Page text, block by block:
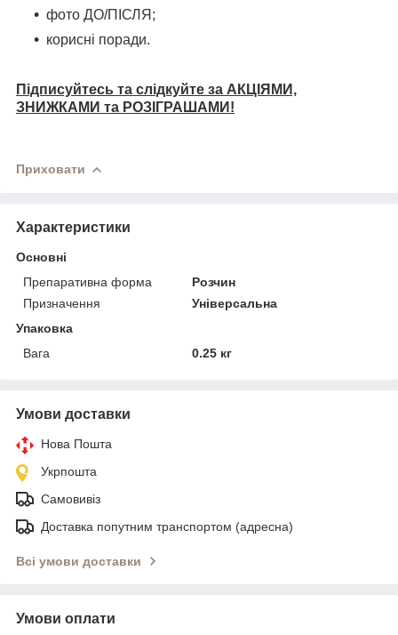
фото ДО/ПІСЛЯ;
корисні поради.
Підписуйтесь та слідкуйте за АКЦІЯМИ,
ЗНИЖКАМИ та РОЗІГРАШАМИ!
Приховати
Характеристики
Основні
Препаративна форма
Розчин
Призначення
Універсальна
Упаковка
Вага
0.25 кг
Умови доставки
Нова Пошта
Укрпошта
Самовивіз
Доставка попутним транспортом (адресна)
Всі умови доставки
Умови оплати